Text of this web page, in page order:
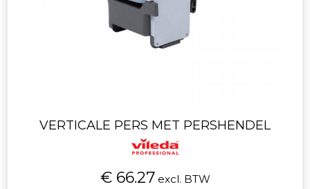
VERTICALE PERS MET PERSHENDEL
€ 66.27 excl. BTW